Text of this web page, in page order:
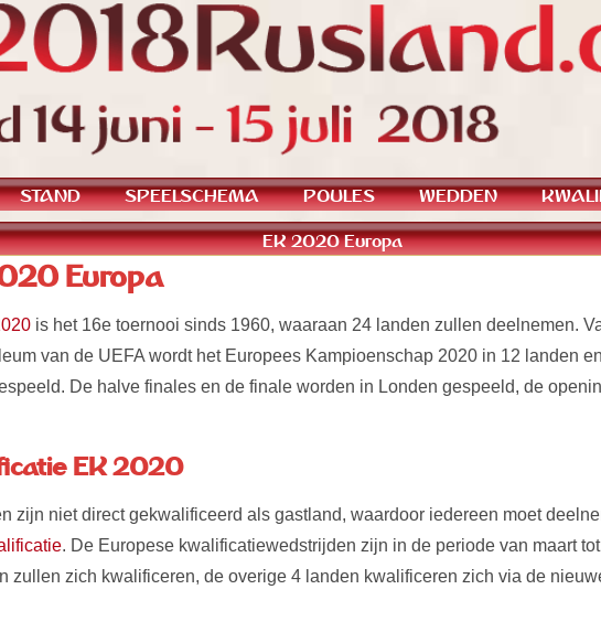
EK 2020 Europa
Europa
is het 16e toernooi sinds 1960, waaraan 24 landen zullen deelnemen.
van de UEFA wordt het Europees Kampioenschap 2020 in 12 landen
De halve finales en de finale worden in Londen gespeeld, de
EK 2020
zijn niet direct gekwalificeerd als gastland, waardoor iedereen moet
. De Europese kwalificatiewedstrijden zijn in de periode van maart
zullen zich kwalificeren, de overige 4 landen kwalificeren zich via de
STAND SPEELSCHEMA POULES WEDDEN